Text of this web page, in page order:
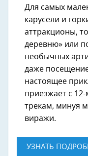
Для самых
карусели и
аттракционы,
деревню» или
необычных
даже
настоящее
приезжает с
трекам, минуя
виражи.
УЗНАТЬ